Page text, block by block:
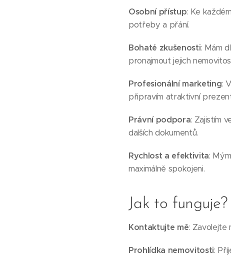
Osobní přístup: Ke
potřeby a přání.
Bohaté zkušenosti: Mám
pronajmout jejich
Profesionální marketing:
připravím atraktivní
Právní podpora: Zajistím
dalších dokumentů.
Rychlost a efektivita:
maximálně spokojeni.
Jak to funguje?
Kontaktujte mě: Zavolejte
Prohlídka nemovitosti: